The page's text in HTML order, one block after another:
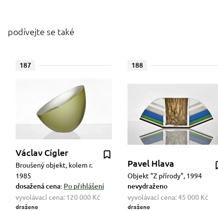
podívejte se také
187
Václav Cígler
Broušený objekt, kolem r.
1985
dosažená cena: Po přihlášení
vyvolávací cena: 120 000 Kč
draženo
188
Pavel Hlava
Objekt "Z přírody", 1994
nevydraženo
vyvolávací cena:45 000 Kč
draženo